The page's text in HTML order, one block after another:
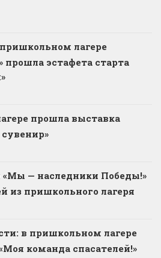
лагере
эстафета старта
прошла выставка
— наследники Победы!»
из пришкольного лагеря
в пришкольном лагере
команда спасателей!»